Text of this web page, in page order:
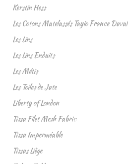
Kerstin Hess
Les Cotons Matelassés Tayio France Duval
Les Lins
Les Lins Enduits
Les Métis
Les Toiles de Jute
Liberty of London
Tissu Filet Mesh Fabric
Tissu Imperméable
Tissus Liège